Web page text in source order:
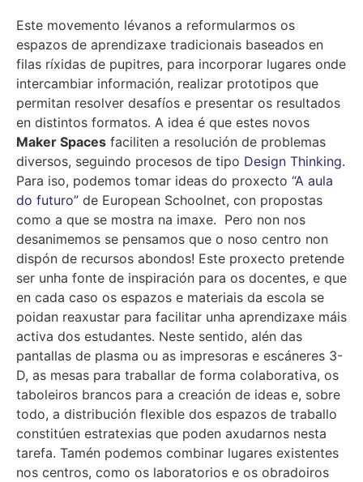
Este movemento lévanos a reformularmos os
espazos de aprendizaxe tradicionais baseados en
filas ríxidas de pupitres, para incorporar lugares onde
intercambiar información, realizar prototipos que
permitan resolver desafíos e presentar os resultados
en distintos formatos. A idea é que estes novos
Maker Spaces faciliten a resolución de problemas
diversos, seguindo procesos de tipo Design Thinking.
Para iso, podemos tomar ideas do proxecto “A aula
do futuro” de European Schoolnet, con propostas
como a que se mostra na imaxe. Pero non nos
desanimemos se pensamos que o noso centro non
dispón de recursos abondos! Este proxecto pretende
ser unha fonte de inspiración para os docentes, e que
en cada caso os espazos e materiais da escola se
poidan reaxustar para facilitar unha aprendizaxe máis
activa dos estudantes. Neste sentido, alén das
pantallas de plasma ou as impresoras e escáneres 3-
D, as mesas para traballar de forma colaborativa, os
taboleiros brancos para a creación de ideas e, sobre
todo, a distribución flexible dos espazos de traballo
constitúen estratexias que poden axudarnos nesta
tarefa. Tamén podemos combinar lugares existentes
nos centros, como os laboratorios e os obradoiros